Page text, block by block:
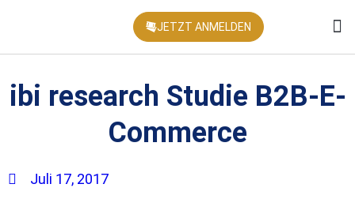
JETZT ANMELDEN
ibi research Studie B2B-E-
Commerce
Juli 17, 2017